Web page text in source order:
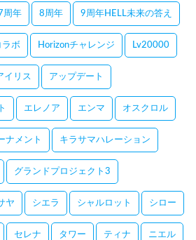
周年 8周年 9周年HELL未来の答え
ラボ Horizonチャレンジ Lv20000
イリス アップデート
エレノア エンマ オスクロル
ナメント キラサマハレーション
グランドプロジェクト3
ヤ シエラ シャルロット シロー
セレナ タワー ティナ ニエル